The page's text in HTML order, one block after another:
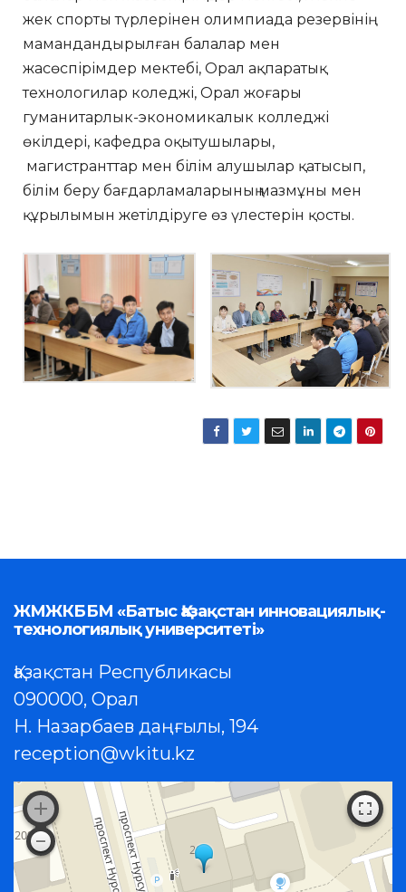
жек спорты түрлерінен олимпиада резервінің
мамандандырылған балалар мен
жасөспірімдер мектебі, Орал ақпаратық
технологилар коледжі, Орал жоғары
гуманитарлык-экономикалык колледжі
өкілдері, кафедра оқытушылары,
магистранттар мен білім алушылар қатысып,
білім беру бағдарламаларының мазмұны мен
құрылымын жетілдіруге өз үлестерін қосты.
ЖМЖКББМ «Батыс Қазақстан инновациялық-
технологиялық университеті»
Қазақстан Республикасы
090000, Орал
Н. Назарбаев даңғылы, 194
reception@wkitu.kz